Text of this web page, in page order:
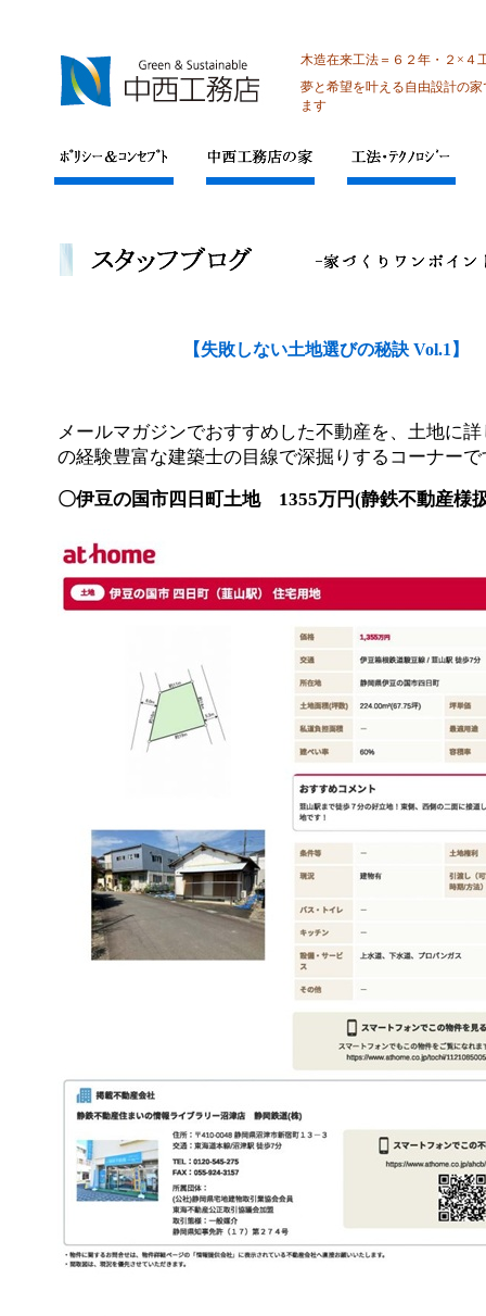
木造在来工法＝６２年・２×４
夢と希望を叶える自由設計の
ます
【失敗しない土地選びの秘訣 Vol.1】
メールマガジンでおすすめした不動産を、土地に
の経験豊富な建築士の目線で深掘りするコーナーで
〇伊豆の国市四日町土地 1355万円(静鉄不動産様